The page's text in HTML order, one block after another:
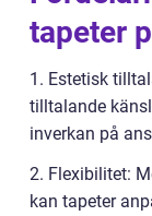
tapeter
1. Estetisk
tilltalande
inverkan på
2. Flexibilitet:
kan tapeter